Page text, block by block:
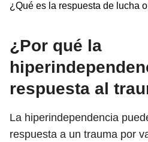
¿Qué es la respuesta de lucha
¿Por qué la
respuesta al
La hiperindependencia
respuesta a un trauma por